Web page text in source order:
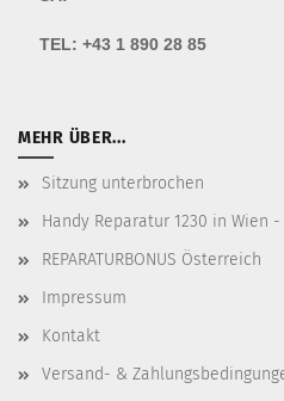
TEL: +43 1 890 28 85
MEHR ÜBER...
Sitzung unterbrochen
Handy Reparatur 1230 in Wien
REPARATURBONUS Österreich
Impressum
Kontakt
Versand- &